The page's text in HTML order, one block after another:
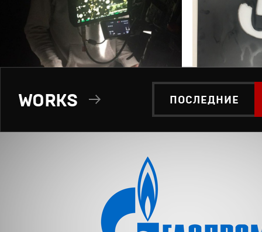
ПОСЛЕДНИЕ
WORKS